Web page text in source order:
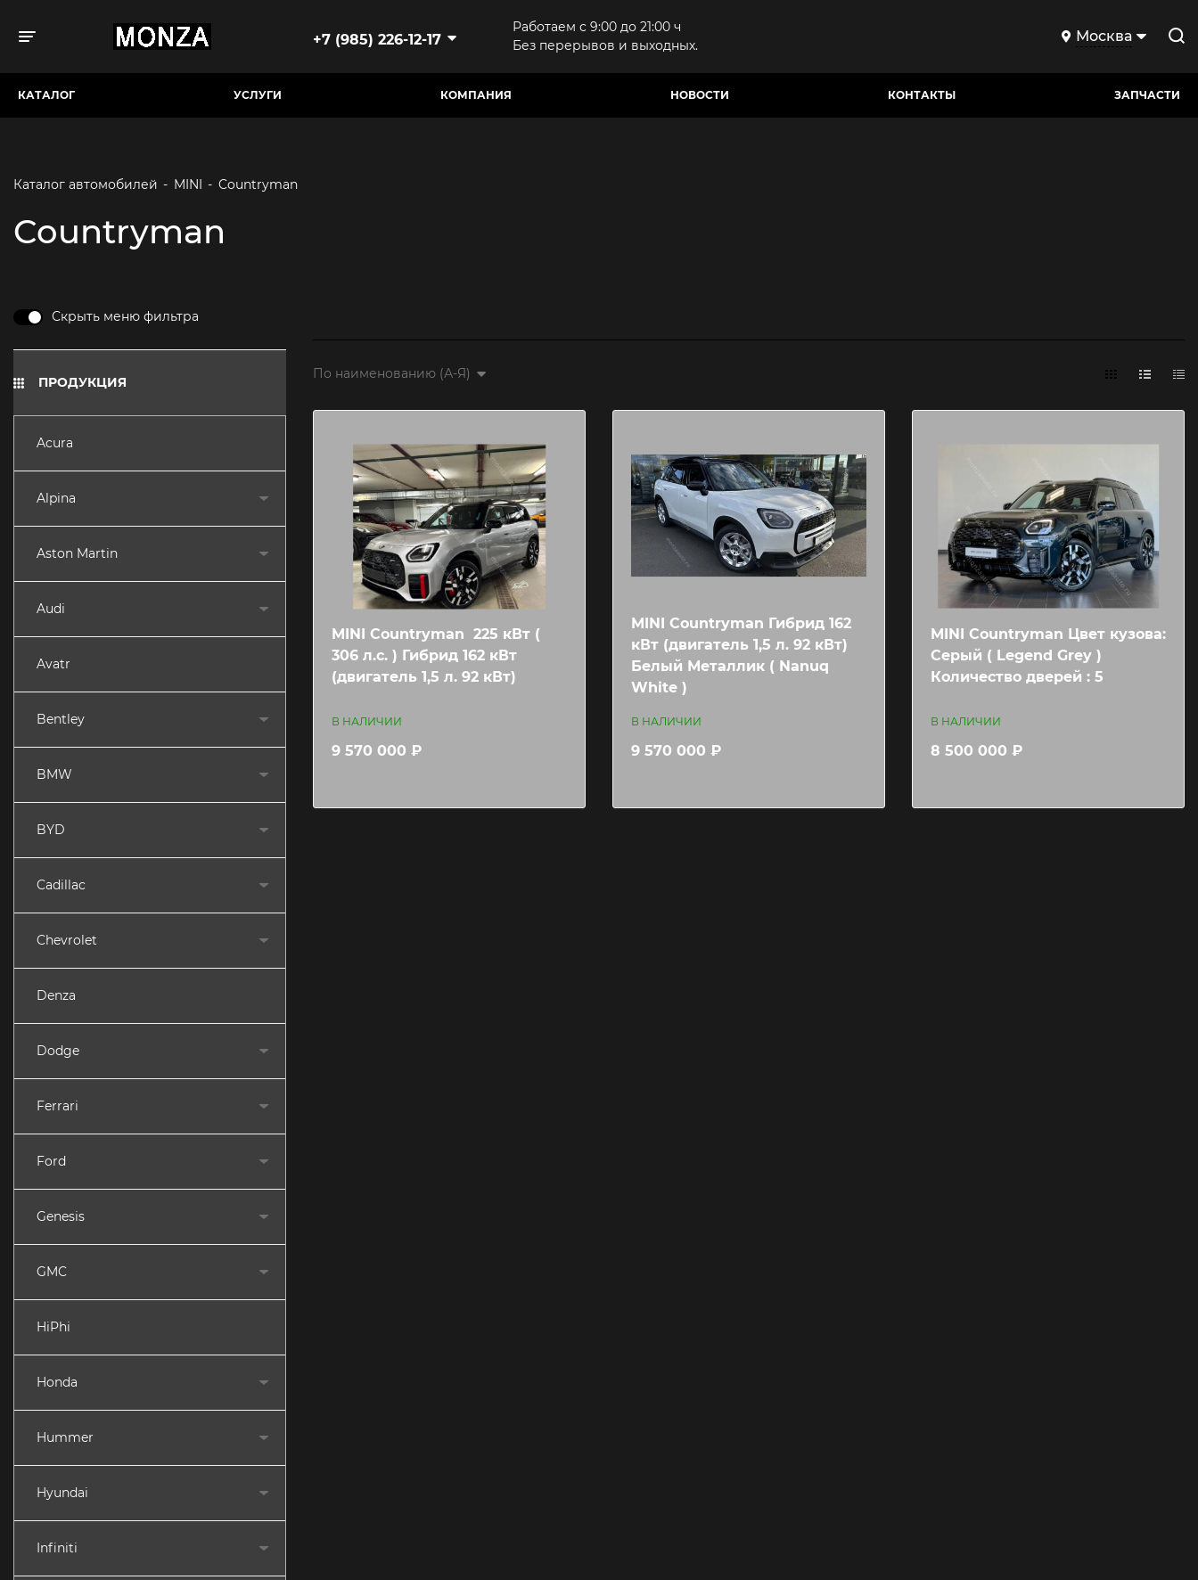
Toggle navigation +7 (985) 226-12-17
Работаем с 9:00 до 21:00 ч
Без перерывов и выходных.
Москва
КАТАЛОГ УСЛУГИ КОМПАНИЯ НОВОСТИ КОНТАКТЫ ЗАПЧАСТИ
Каталог автомобилей - MINI - Countryman
Countryman
Скрыть меню фильтра
ПРОДУКЦИЯ
Acura
Alpina
Aston Martin
Audi
Avatr
Bentley
BMW
BYD
Cadillac
Chevrolet
Denza
Dodge
Ferrari
Ford
Genesis
GMC
HiPhi
Honda
Hummer
Hyundai
Infiniti
По наименованию (А-Я)
MINI Countryman 225 кВт (
306 л.c. ) Гибрид 162 кВт
(двигатель 1,5 л. 92 кВт)
В НАЛИЧИИ
9 570 000 ₽
MINI Countryman Гибрид 162
кВт (двигатель 1,5 л. 92 кВт)
Белый Металлик ( Nanuq
White )
В НАЛИЧИИ
9 570 000 ₽
MINI Countryman Цвет кузова:
Серый ( Legend Grey )
Количество дверей : 5
В НАЛИЧИИ
8 500 000 ₽